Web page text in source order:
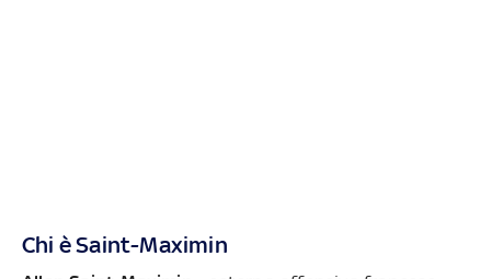
Chi è Saint-Maximin